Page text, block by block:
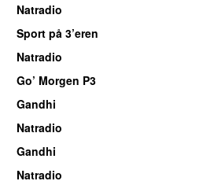
Natradio
Sport på 3’eren
Natradio
Go’ Morgen P3
Gandhi
Natradio
Gandhi
Natradio